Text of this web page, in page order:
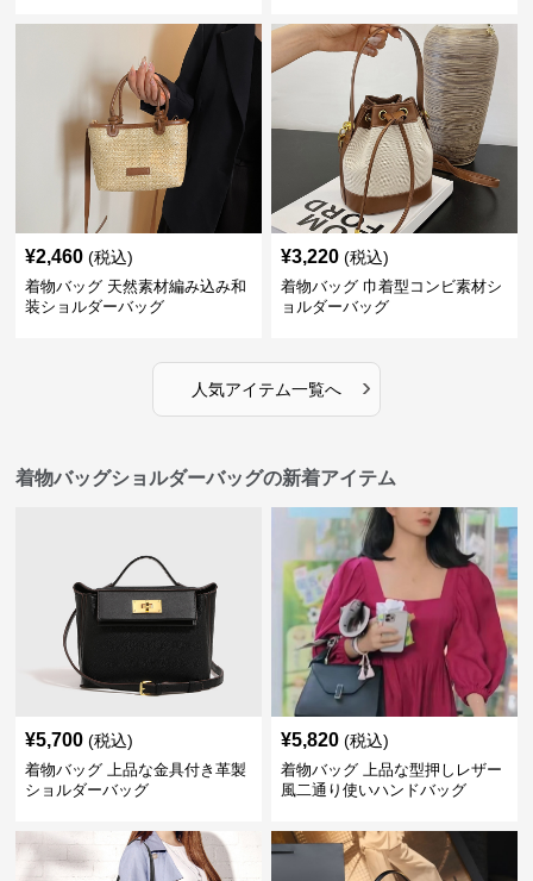
¥2,460 (税込)
着物バッグ 天然素材編み込み和
装ショルダーバッグ
¥3,220 (税込)
着物バッグ 巾着型コンビ素材シ
ョルダーバッグ
人気アイテム一覧へ ›
着物バッグショルダーバッグの新着アイテム
¥5,700 (税込)
着物バッグ 上品な金具付き革製
ショルダーバッグ
¥5,820 (税込)
着物バッグ 上品な型押しレザー
風二通り使いハンドバッグ